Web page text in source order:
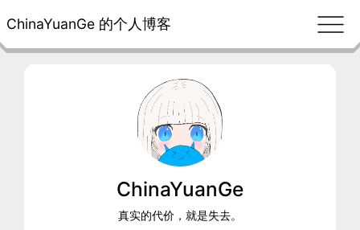
ChinaYuanGe 的个人博客
ChinaYuanGe
真实的代价，就是失去。